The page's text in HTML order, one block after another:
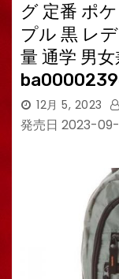
グ 定番 ポ
プル 黒 レ
量 通学 男
12月 5, 2023
発売日 2023-